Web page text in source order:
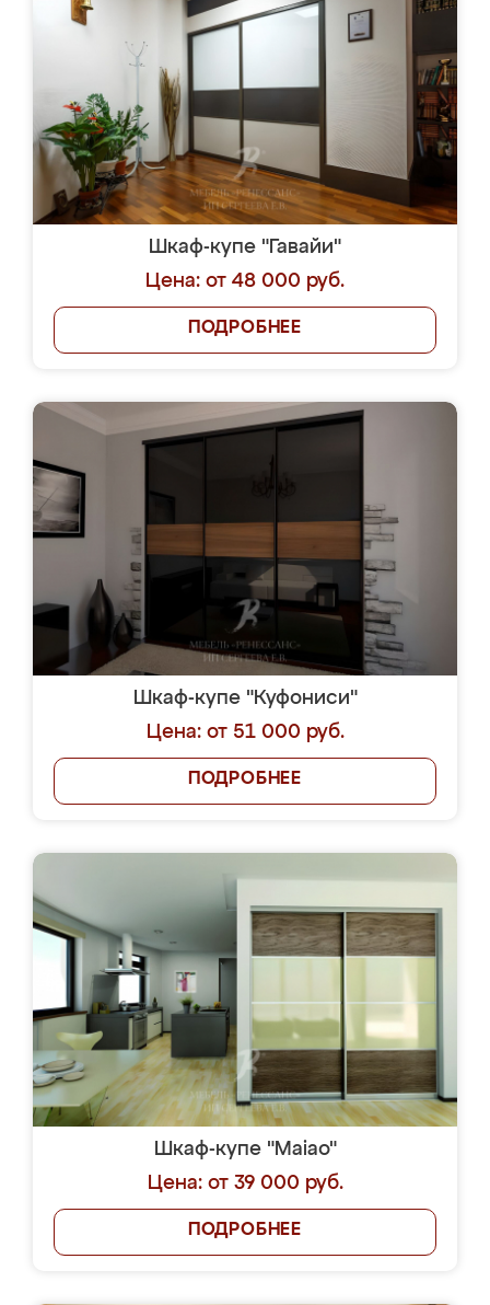
Кухню здесь заказали. Эскизы прислали в
телеграмм. Выбрали наиболее подходящий.
Согласовали день для замера. Через 3
недели кухня была уже готова. Остались
довольны работой. Спасибо Ренессанс
мебель за качественную работу!
yaroslava1986
3 августа 2026
Заказала себе новый шкаф в студии
Ренессанс где ранее заказывала себе
новую кухню.Чего искать, когда качеством
вполне довольна. Служит кухня уже почти
ЗАКАЗАТЬ
БЕСПЛАТНОЕ ТАКСИ
ДО НАШЕГО САЛОНА
Из любой точки Москвы и
Московской области!
Отправить
Я соглашаюсь на передачу персональных
данных согласно
Политике
конфиденциальности
|
Пользовательскому
соглашению